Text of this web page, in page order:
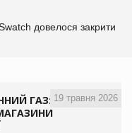
довелося закрити
19 травня 2026
ГАЗ: